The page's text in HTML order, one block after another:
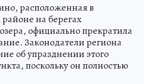
расположенная в
на берегах
официально прекратила
Законодатели региона
об упразднении этого
поскольку он полностью